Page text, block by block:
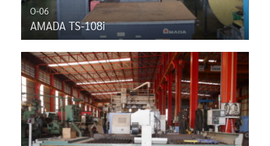
O-06
AMADA TS-108i